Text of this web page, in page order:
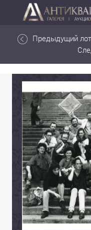
Предыдущий лот